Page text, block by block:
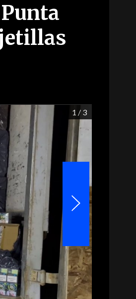
1 / 3